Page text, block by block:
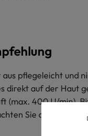
pflegeleicht und
direkt auf der Haut
(max. 400 U/min).
Sie auch das